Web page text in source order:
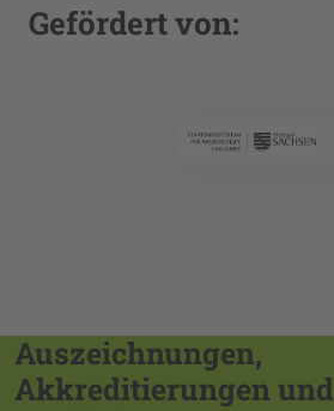
Gefördert von:
Auszeichnungen,
Akkreditierungen und